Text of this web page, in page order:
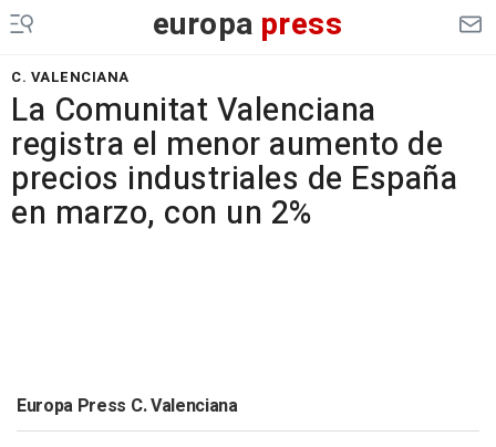
europa press
C. VALENCIANA
La Comunitat Valenciana
registra el menor aumento de
precios industriales de España
en marzo, con un 2%
Europa Press C. Valenciana